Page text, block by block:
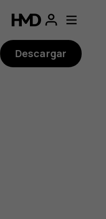
Descargar